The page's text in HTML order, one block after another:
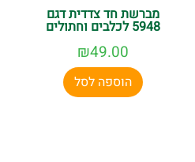
מברשת חד צדדית דגם
5948 לכלבים וחתולים
₪49.00
הוספה לסל